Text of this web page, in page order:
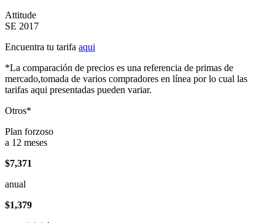
Attitude
SE 2017
Encuentra tu tarifa aqui
*La comparación de precios es una referencia de primas de
mercado,tomada de varios compradores en línea por lo cual las
tarifas aqui presentadas pueden variar.
Otros*
Plan forzoso
a 12 meses
$7,371
anual
$1,379